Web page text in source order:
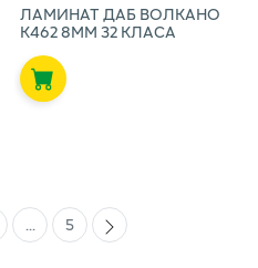
ЛАМИНАТ ДАБ ВОЛКАНО
К462 8ММ 32 КЛАСА
... 5